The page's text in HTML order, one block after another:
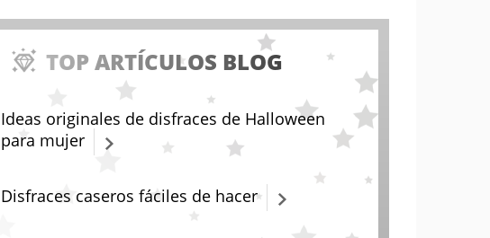
TOP ARTÍCULOS BLOG
Ideas originales de disfraces de Halloween
para mujer
Disfraces caseros fáciles de hacer